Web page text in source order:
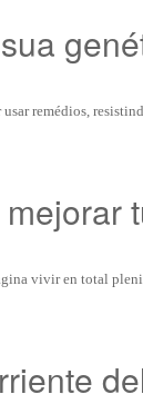
remédios,
vivir en total